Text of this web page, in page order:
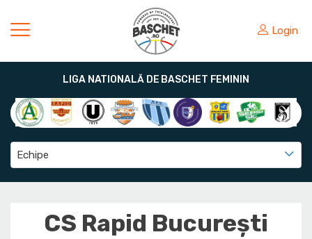
Login
LIGA NATIONALĂ DE BASCHET FEMININ
Echipe
CS Rapid București